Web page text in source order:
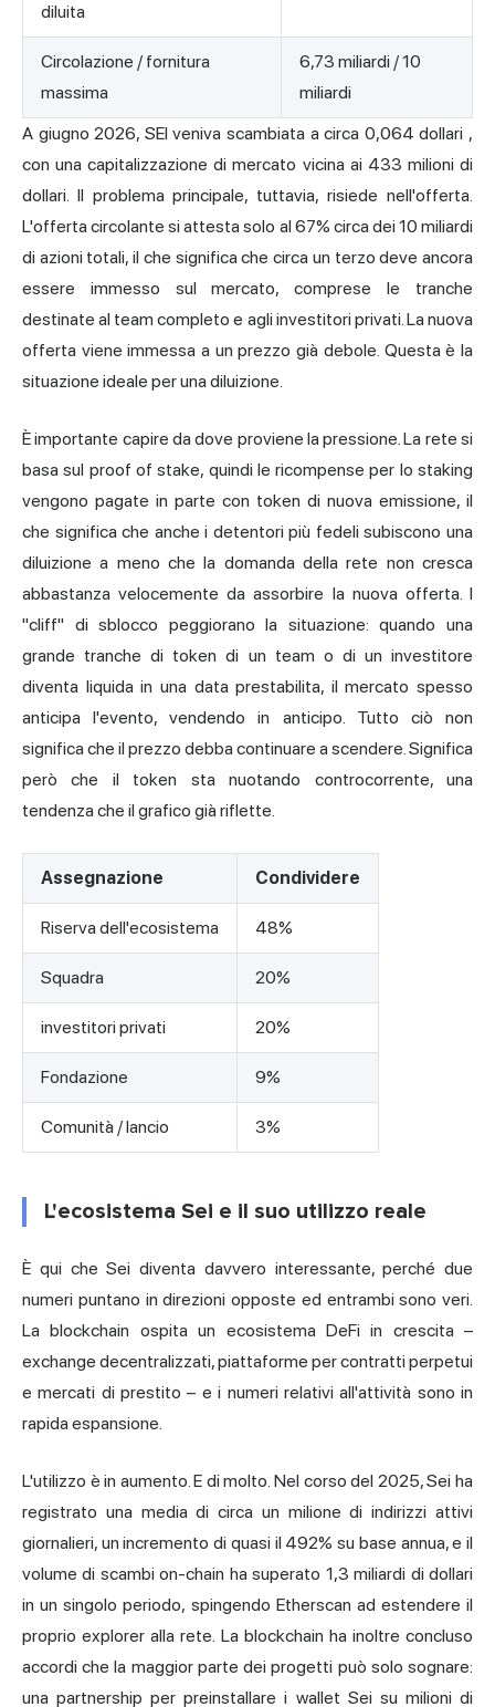
diluita
Circolazione / fornitura
massima
6,73 miliardi / 10
miliardi
A giugno 2026, SEI veniva scambiata a circa 0,064 dollari ,
con una capitalizzazione di mercato vicina ai 433 milioni di
dollari. Il problema principale, tuttavia, risiede nell'offerta.
L'offerta circolante si attesta solo al 67% circa dei 10 miliardi
di azioni totali, il che significa che circa un terzo deve ancora
essere immesso sul mercato, comprese le tranche
destinate al team completo e agli investitori privati. La nuova
offerta viene immessa a un prezzo già debole. Questa è la
situazione ideale per una diluizione.
È importante capire da dove proviene la pressione. La rete si
basa sul proof of stake, quindi le ricompense per lo staking
vengono pagate in parte con token di nuova emissione, il
che significa che anche i detentori più fedeli subiscono una
diluizione a meno che la domanda della rete non cresca
abbastanza velocemente da assorbire la nuova offerta. I
"cliff" di sblocco peggiorano la situazione: quando una
grande tranche di token di un team o di un investitore
diventa liquida in una data prestabilita, il mercato spesso
anticipa l'evento, vendendo in anticipo. Tutto ciò non
significa che il prezzo debba continuare a scendere. Significa
però che il token sta nuotando controcorrente, una
tendenza che il grafico già riflette.
Assegnazione Condividere
Riserva dell'ecosistema 48%
Squadra 20%
investitori privati 20%
Fondazione 9%
Comunità / lancio 3%
L'ecosistema Sei e il suo utilizzo reale
È qui che Sei diventa davvero interessante, perché due
numeri puntano in direzioni opposte ed entrambi sono veri.
La blockchain ospita un ecosistema DeFi in crescita –
exchange decentralizzati, piattaforme per contratti perpetui
e mercati di prestito – e i numeri relativi all'attività sono in
rapida espansione.
L'utilizzo è in aumento. E di molto. Nel corso del 2025, Sei ha
registrato una media di circa un milione di indirizzi attivi
giornalieri, un incremento di quasi il 492% su base annua, e il
volume di scambi on-chain ha superato 1,3 miliardi di dollari
in un singolo periodo, spingendo Etherscan ad estendere il
proprio explorer alla rete. La blockchain ha inoltre concluso
accordi che la maggior parte dei progetti può solo sognare:
una partnership per preinstallare i wallet Sei su milioni di